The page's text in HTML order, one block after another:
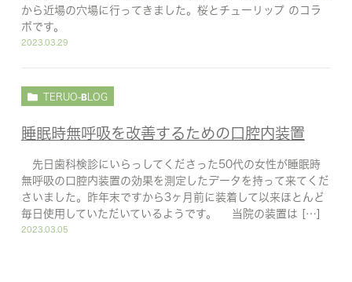
から近場の穴場に行ってきました。桜とチューリップ のコラ
ボです。
2023.03.29
TERUO-BLOG
睡眠時無呼吸を改善するための口腔内装置
先日歯科検診にいらっしてくださった50代の女性が睡眠時
無呼吸の口腔内装置の効果を測定したデータを持って来てくだ
さいました。昨年末ですから3ヶ月前に装着して以来ほとんど
毎日使用していただいているようです。 当院の装置は […]
2023.03.05